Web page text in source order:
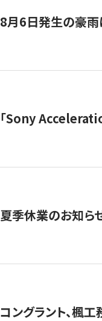
8月6日発生の豪雨
「Sony
夏季休業のお知ら
コングラント、楓